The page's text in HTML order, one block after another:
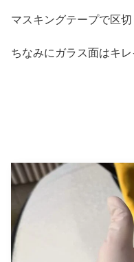
マスキングテープで区
ちなみにガラス面はキ